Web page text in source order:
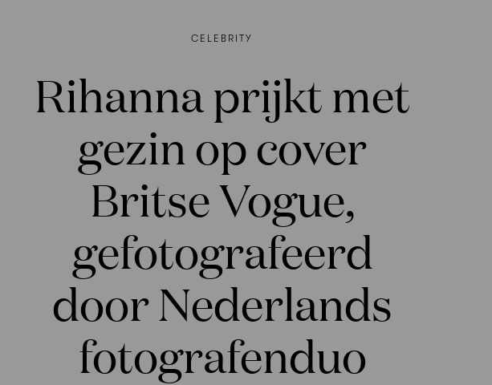
CELEBRITY
Rihanna prijkt met
gezin op cover
Britse Vogue,
gefotografeerd
door Nederlands
fotografenduo